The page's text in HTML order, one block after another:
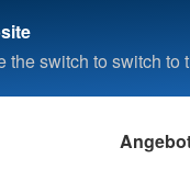
the switch to switch to